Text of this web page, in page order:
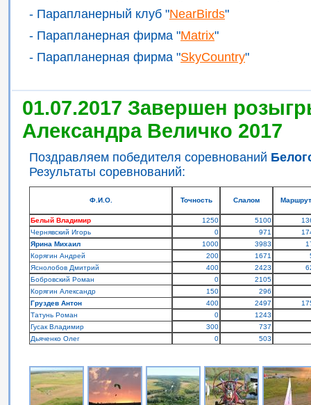
- Парапланерный клуб "NearBirds"
- Парапланерная фирма "Matrix"
- Парапланерная фирма "SkyCountry"
01.07.2017 Завершен
Александра Величко 2017
Поздравляем победителя соревнований
Результаты соревнований:
Ф.И.О. Точность Слалом Маршрут
Белый Владимир 1250 5100
Чернявский Игорь
0 971
Ярина Михаил
1000 3983
Корягин Андрей
200 1671
Яснолобов Дмитрий
400 2423
Бобровский Роман
0
2105
Корягин Александр
150
296
Груздев Антон
400 2497
Татунь Роман
0
1243
Гусак Владимир
300
737
Дьяченко Олег
0 503